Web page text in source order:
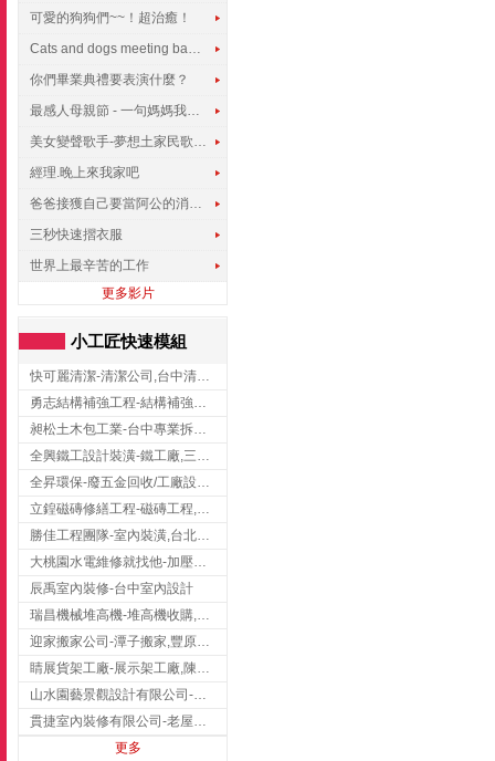
可愛的狗狗們~~！超治癒！
Cats and dogs meeting babies for the first time
你們畢業典禮要表演什麼？
最感人母親節 - 一句媽媽我愛你
美女變聲歌手-夢想土家民歌傳遍世界
經理.晚上來我家吧
爸爸接獲自己要當阿公的消息，反應史上最可愛!!!
三秒快速摺衣服
世界上最辛苦的工作
更多影片
小工匠快速模組
快可麗清潔-清潔公司,台中清潔公司,台中居家清潔
勇志結構補強工程-結構補強工程 ,桃園結構補強工程,龍潭結構補強工程
昶松土木包工業-台中專業拆除工程/挖土機出租
全興鐵工設計裝潢-鐵工廠,三峽鐵工廠,台北鐵工廠
全昇環保-廢五金回收/工廠設備收購/機械設備回收/高價收購廠房設備
立鍠磁磚修繕工程-磁磚工程,磁磚修補,新竹磁磚工程
勝佳工程團隊-室內裝潢,台北房屋裝修,三重室內裝修
大桃園水電維修就找他-加壓馬達,抽水馬達,桃園水電行,中壢水電
辰禹室內裝修-台中室內設計
瑞昌機械堆高機-堆高機收購,新北市堆高機,桃園堆高機
迎家搬家公司-潭子搬家,豐原搬家,大雅搬家,大甲搬家,台中推薦搬家,台中搬家
睛展貨架工廠-展示架工廠,陳列架,台中展示架工廠
山水園藝景觀設計有限公司-景觀工程,景觀設計,新竹園藝工程,新竹景觀設計
貫捷室內裝修有限公司-老屋翻新工程,台中老屋翻新工程,台中舊屋翻新
更多